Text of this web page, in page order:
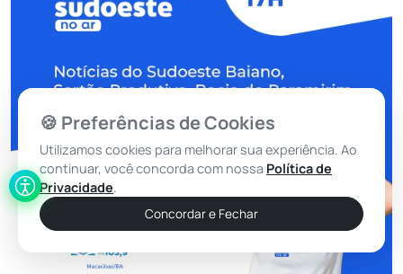
🍪 Preferências de Cookies
Utilizamos cookies para melhorar sua experiência. Ao
continuar, você concorda com nossa Política de
Privacidade.
Concordar e Fechar